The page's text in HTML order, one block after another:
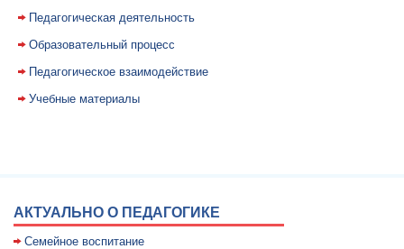
Педагогическая деятельность
Образовательный процесс
Педагогическое взаимодействие
Учебные материалы
АКТУАЛЬНО О ПЕДАГОГИКЕ
Семейное воспитание